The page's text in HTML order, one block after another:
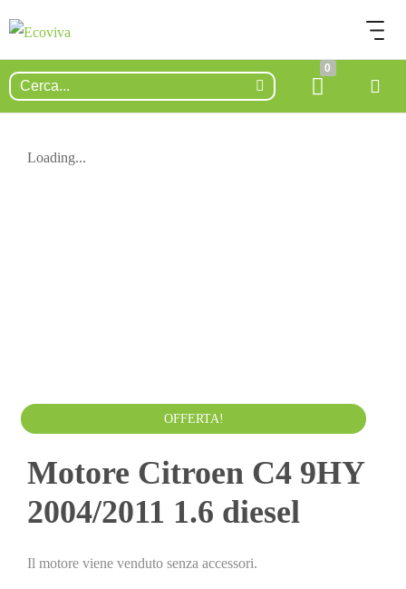
0
Loading...
OFFERTA!
Da IVA esclusa
Motore Citroen C4 9HY
2004/2011 1.6 diesel
Il motore viene venduto senza accessori.